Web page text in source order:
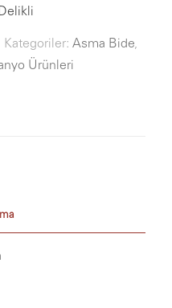
Kategoriler: Asma Bide
Ürünleri